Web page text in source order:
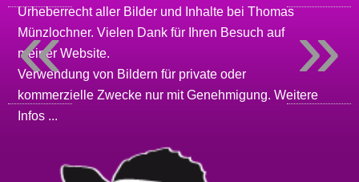
Urheberrecht aller Bilder und Inhalte beiThomas
Münzlochner. Vielen Dank für Ihren Besuch auf
meinerWebsite.
Verwendung von Bildern für private oder
kommerzielle Zwecke nur mit Genehmigung.Weitere
Infos ...
»
«